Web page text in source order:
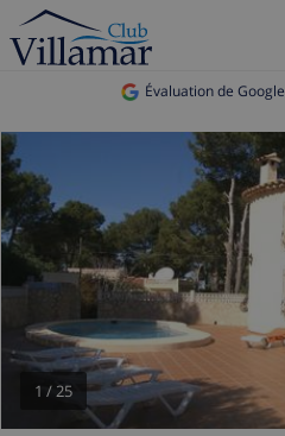
Évaluation de Google
1 /25